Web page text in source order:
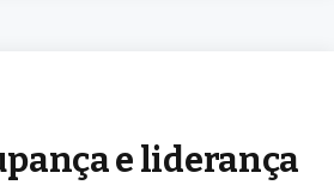
e liderança